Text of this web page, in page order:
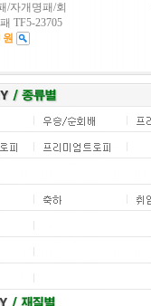
/자개명패/회
TF5-23705
원